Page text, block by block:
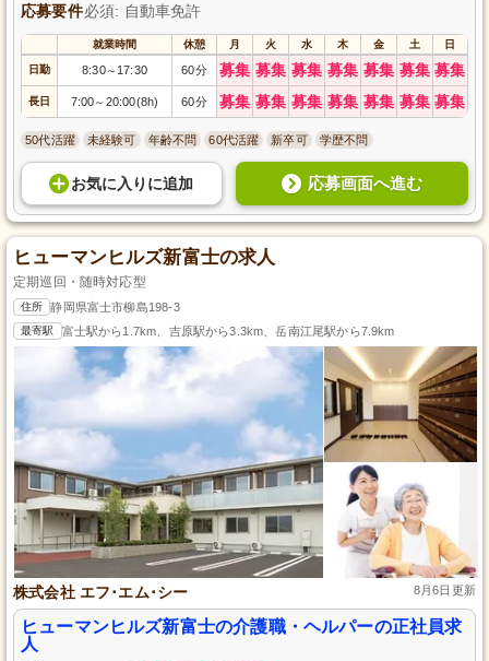
応募要件必須: 自動車免許
就業時間 休憩 月 火 水 木 金 土 日
日勤 8:30～ 17:30 60分 募集 募集 募集 募集 募集 募集 募集
長日 7:00～ 20:00(8h) 60分 募集 募集 募集 募集 募集 募集 募集
50代活躍 未経験可 年齢不問 60代活躍 新卒可 学歴不問
お気に入り に追加 応募画面へ進む
ヒューマンヒルズ新富士の求人
定期巡回・随時対応型
住所 静岡県富士市柳島198-3
最寄駅 富士駅から1.7km、吉原駅から3.3km、岳南江尾駅から7.9km
株式会社 エフ･エム･シー 8月6日更新
ヒューマンヒルズ新富士の介護職・ヘルパーの正社員求
人